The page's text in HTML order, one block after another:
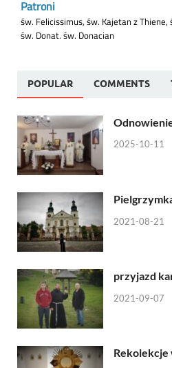
POPULAR COMMENTS
2025-10-11
2021-08-21
przyjazd
2021-09-07